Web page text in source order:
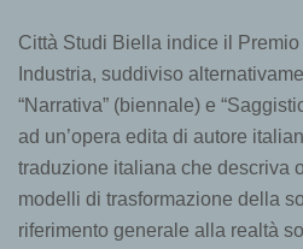
Città Studi Biella indice il
Industria, suddiviso
“Narrativa” (biennale) e
ad un’opera edita di autore
traduzione italiana che descriva
modelli di trasformazione della
riferimento generale alla realtà